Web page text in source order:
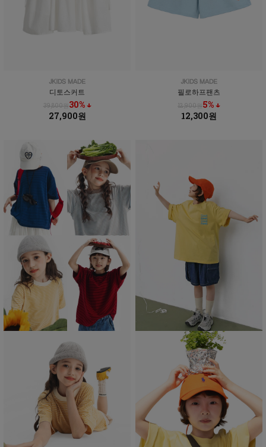
디토스커트
39,800원30% ↓
27,900원
필로하프팬츠
12,900원5% ↓
12,300원